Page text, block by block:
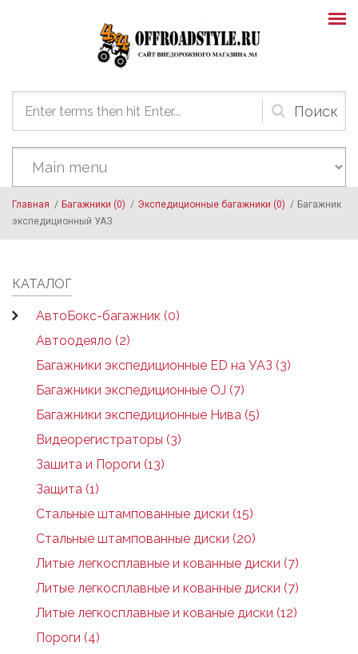
Форма
поиска
Главная / Багажники (0) / Экспедиционные багажники (0) / Багажник
экспедиционный УАЗ
КАТАЛОГ
АвтоБокс-багажник (0)
Автоодеяло (2)
Багажники экспедиционные ED на УАЗ (3)
Багажники экспедиционные OJ (7)
Багажники экспедиционные Нива (5)
Видеорегистраторы (3)
Зашита и Пороги (13)
Защита (1)
Стальные штампованные диски (15)
Стальные штампованные диски (20)
Литые легкосплавные и кованные диски (7)
Литые легкосплавные и кованные диски (7)
Литые легкосплавные и кованые диски (12)
Пороги (4)